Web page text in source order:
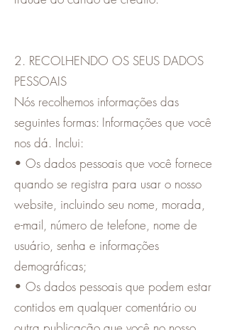
2. RECOLHENDO OS SEUS DADOS
PESSOAIS
Nós recolhemos informações das
seguintes formas: Informações que você
nos dá. Inclui:
• Os dados pessoais que você fornece
quando se registra para usar o nosso
website, incluindo seu nome, morada,
e-mail, número de telefone, nome de
usuário, senha e informações
demográficas;
• Os dados pessoais que podem estar
contidos em qualquer comentário ou